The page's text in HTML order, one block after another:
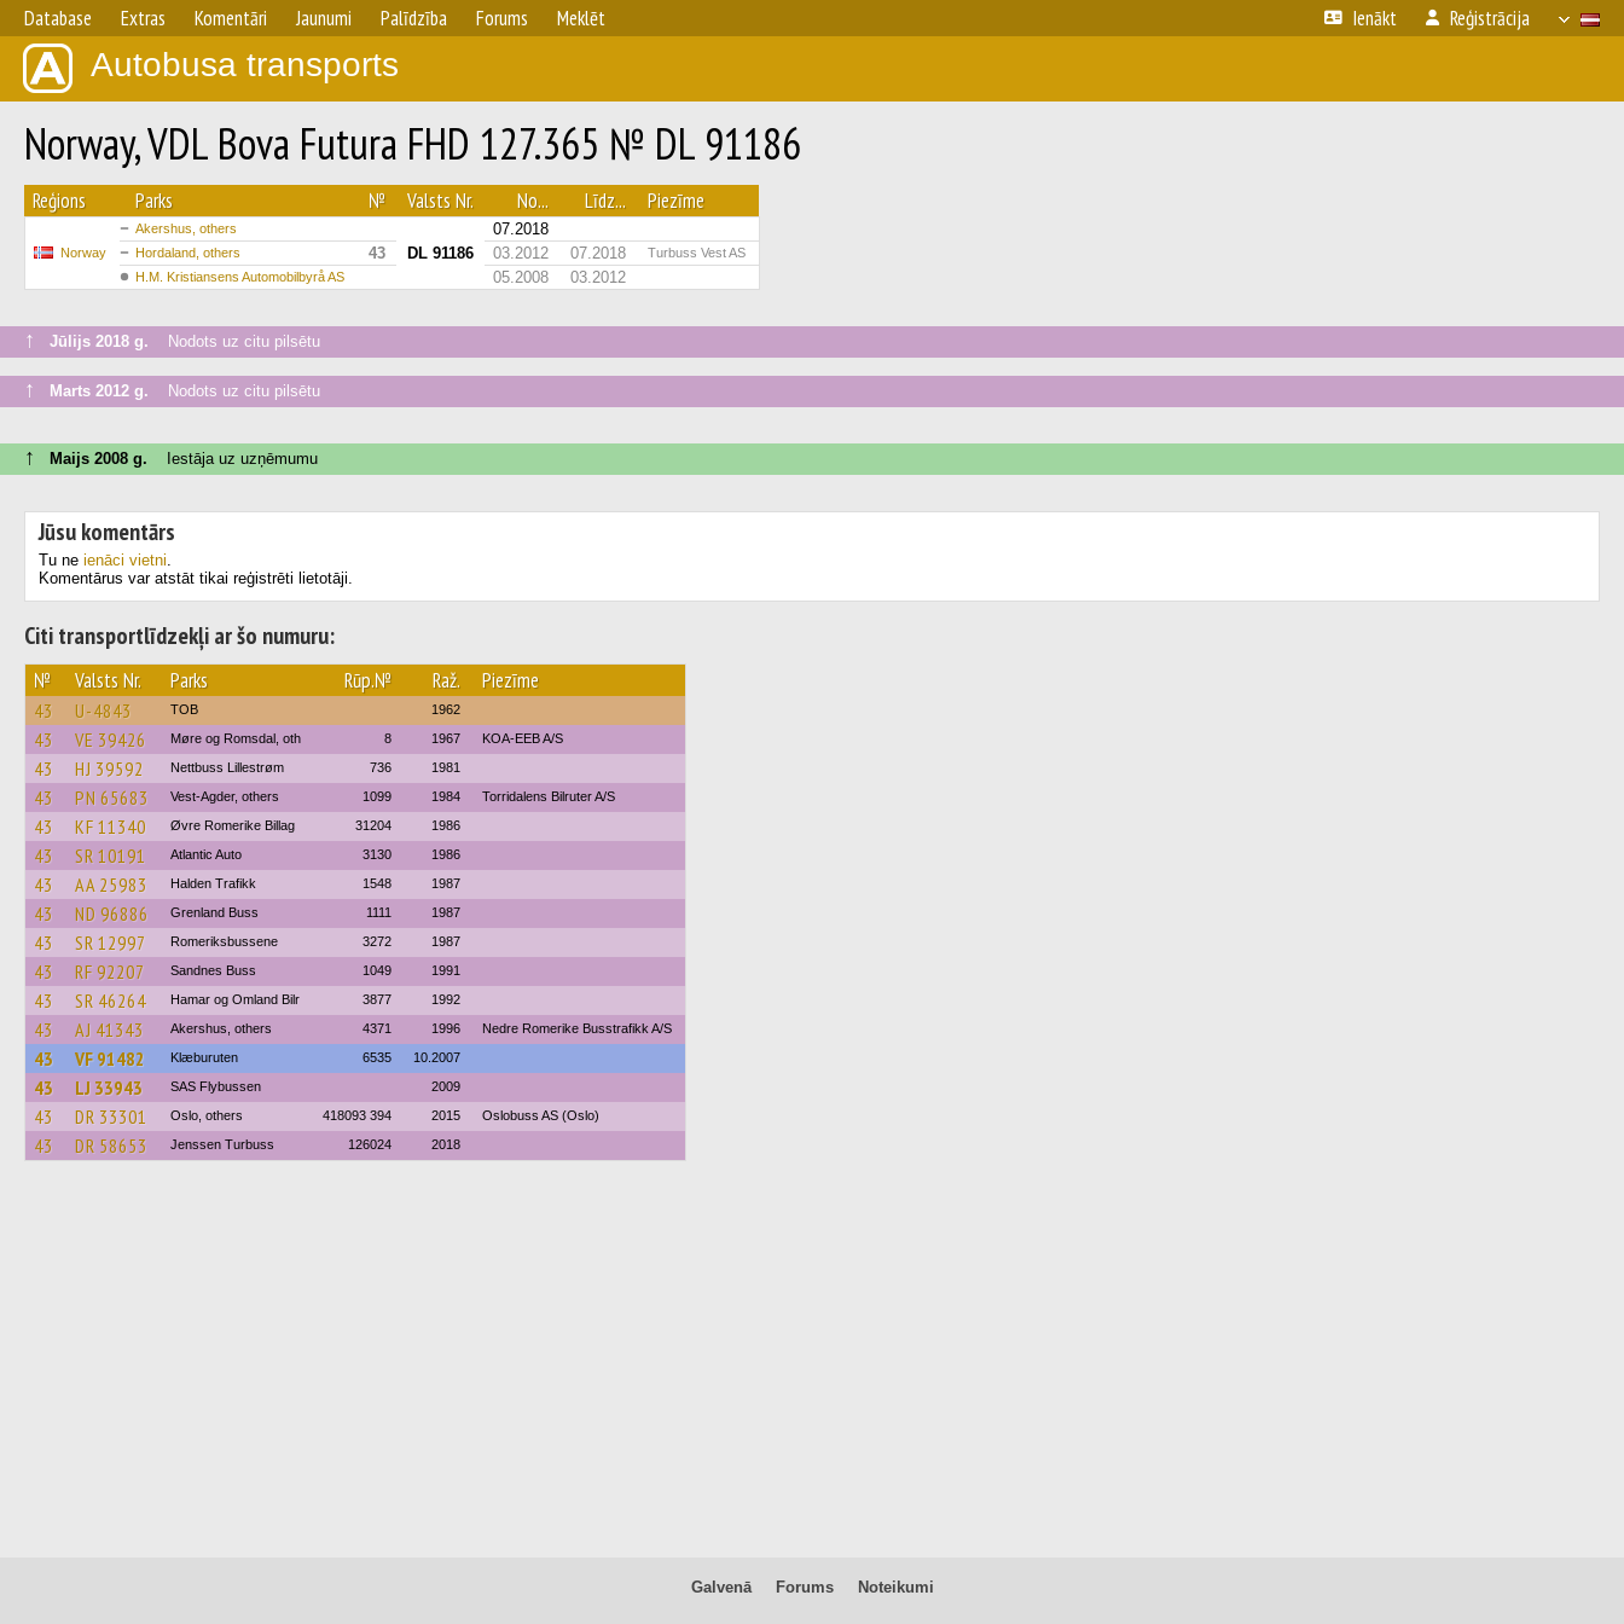
Database Extras Komentāri Jaunumi Palīdzība Forums Meklēt Ienākt Reģistrācija
Autobusa transports
Norway, VDL Bova Futura FHD 127.365 № DL 91186
Reģions Parks № Valsts Nr. No... Līdz... Piezīme
Norway
Akershus, others
DL 91186
07.2018
Hordaland, others 43 03.2012 07.2018
Turbuss Vest AS
H.M. Kristiansens Automobilbyrå AS
05.2008 03.2012
↑ Jūlijs 2018 g. Nodots uz citu pilsētu
↑ Marts 2012 g. Nodots uz citu pilsētu
↑ Maijs 2008 g. Iestāja uz uzņēmumu
Jūsu komentārs
Tu ne ienāci vietni.
Komentārus var atstāt tikai reģistrēti lietotāji.
Citi transportlīdzekļi ar šo numuru:
№ Valsts Nr. Parks Rūp.№ Raž. Piezīme
43 U-4843 TOB 1962
43 VE 39426 Møre og Romsdal, oth 8 1967 KOA-EEB A/S
43 HJ 39592 Nettbuss Lillestrøm 736 1981
43 PN 65683 Vest-Agder, others 1099 1984 Torridalens Bilruter A/S
43 KF 11340 Øvre Romerike Billag 31204 1986
43 SR 10191 Atlantic Auto 3130 1986
43 AA 25983 Halden Trafikk 1548 1987
43 ND 96886 Grenland Buss 1111 1987
43 SR 12997 Romeriksbussene 3272 1987
43 RF 92207 Sandnes Buss 1049 1991
43 SR 46264 Hamar og Omland Bilr 3877 1992
43 AJ 41343 Akershus, others 4371 1996 Nedre Romerike Busstrafikk A/S
43 VF 91482 Klæburuten 6535 10.2007
43 LJ 33943 SAS Flybussen 2009
43 DR 33301 Oslo, others 418093 394 2015 Oslobuss AS (Oslo)
43 DR 58653 Jenssen Turbuss 126024 2018
Galvenā Forums Noteikumi